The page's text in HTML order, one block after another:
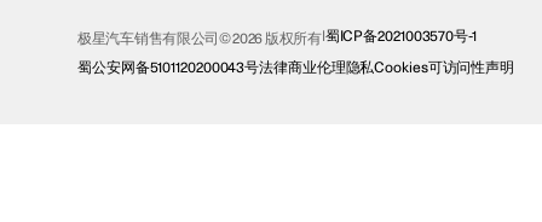
极星汽车销售有限公司© 2026 版权所有 蜀ICP备2021003570号-1
蜀公安网备5101120200043号法律商业伦理 隐私Cookies可访问性声明